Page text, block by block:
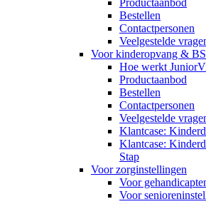
Productaanbod
Bestellen
Contactpersonen
Veelgestelde
Voor kinderopvang &
Hoe werkt
Productaanbod
Bestellen
Contactpersonen
Veelgestelde
Klantcase:
Klantcase:
Stap
Voor zorginstellingen
Voor
Voor